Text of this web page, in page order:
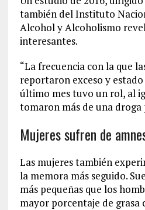
también del Instituto
Alcohol y Alcoholismo
interesantes.
“La frecuencia con la que
reportaron exceso y
último mes tuvo un rol, al
tomaron más de una droga
Mujeres sufren de
Las mujeres también
la memora más seguido.
más pequeñas que los
mayor porcentaje de grasa